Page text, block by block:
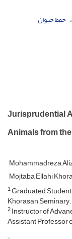
حفظ حیوان
Jurisprudential
Animals from
Mohammadreza
Mojtaba Ellahi
1Graduated
Khorasan
2Instructor of
Assistant Professor